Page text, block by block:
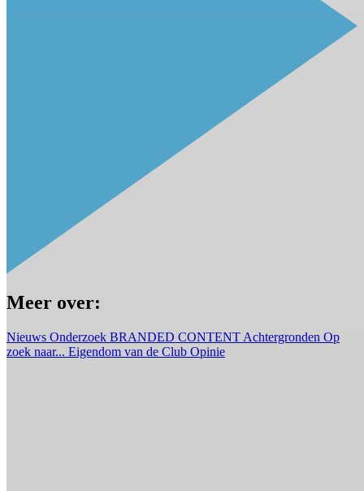
Meer over:
Nieuws Onderzoek BRANDED CONTENT Achtergronden Op
zoek naar... Eigendom van de Club Opinie